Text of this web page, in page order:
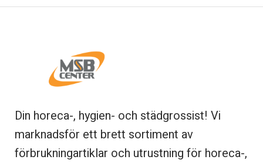
Din horeca-, hygien- och städgrossist! Vi
marknadsför ett brett sortiment av
förbrukningartiklar och utrustning för horeca-,